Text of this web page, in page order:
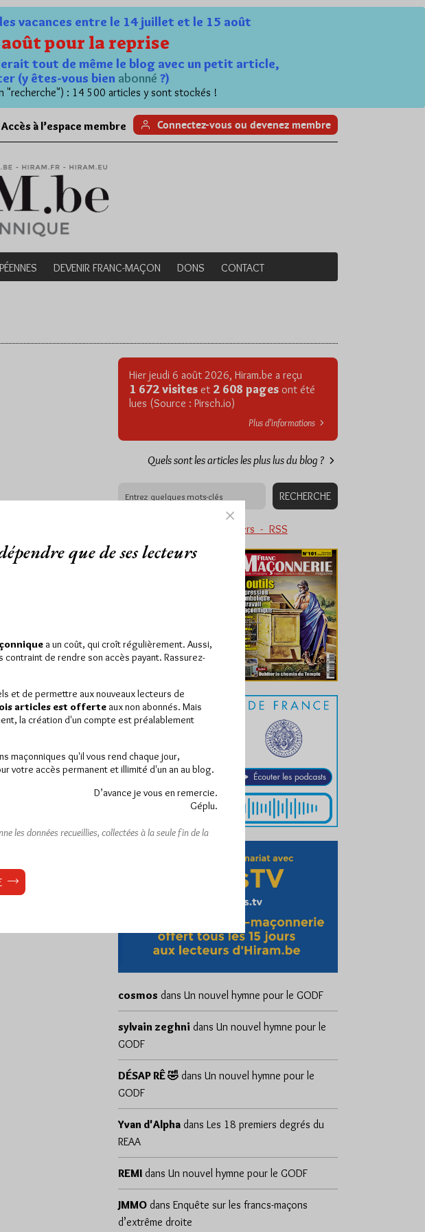
vacances entre le 14 juillet et le 15 août
pour la reprise
tout de même le blog avec un petit article,
(y êtes-vous bien abonné ?)
"recherche") : 14 500 articles y sont stockés !
Accès à l’espace membre Connectez-vous ou devenez membre
DEVENIR FRANC-MAÇON DONS CONTACT
Hier jeudi 6 août 2026, Hiram.be a reçu
1 672 visites et 2 608 pages ont été
lues (Source : Pirsch.io)
Plus d’informations
Quels sont les articles les plus lus du blog ?
Abonnement aux Newsletters - RSS
cosmos dans Un nouvel hymne pour le GODF
sylvain zeghni dans Un nouvel hymne pour le
GODF
DÉSAP RÊ 🤣 dans Un nouvel hymne pour le
GODF
Yvan d'Alpha dans Les 18 premiers degrés du
REAA
REMI dans Un nouvel hymne pour le GODF
JMMO dans Enquête sur les francs-maçons
d’extrême droite
que de ses lecteurs
a un coût, qui croît régulièrement. Aussi,
de rendre son accès payant. Rassurez-
et de permettre aux nouveaux lecteurs de
articles est offerte aux non abonnés. Mais
la création d'un compte est préalablement
maçonniques qu'il vous rend chaque jour,
votre accès permanent et illimité d'un an au blog.
D’avance je vous en remercie.
Géplu.
les données recueillies, collectées à la seule fin de la